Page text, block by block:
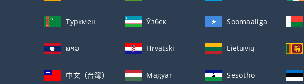
Туркмен Ўзбек Soomaaliga
ລາວ Hrvatski Lietuvių
中文（台灣） Magyar Sesotho